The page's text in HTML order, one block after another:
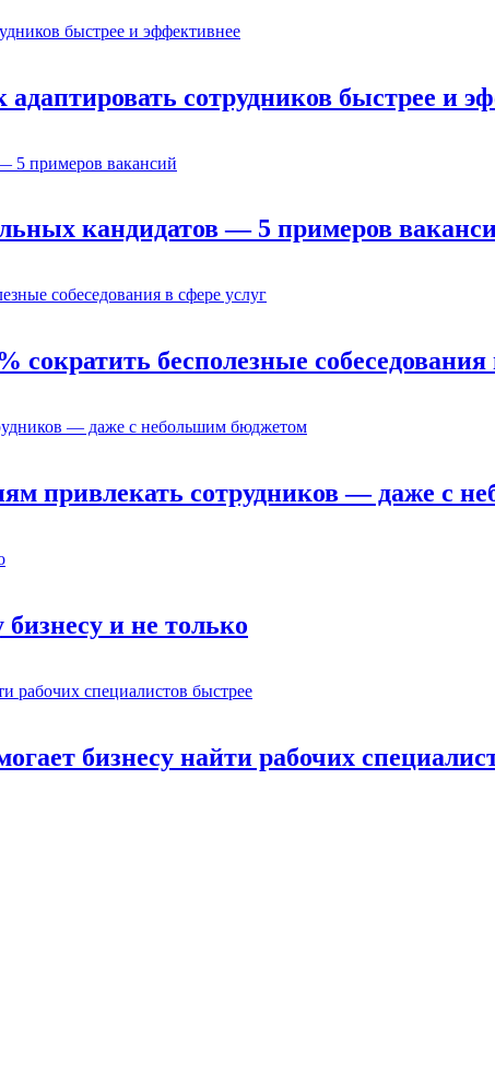
сотрудников быстрее и
кандидатов — 5 примеров
сократить бесполезные собеседования
привлекать сотрудников — даже с
и не только
бизнесу найти рабочих